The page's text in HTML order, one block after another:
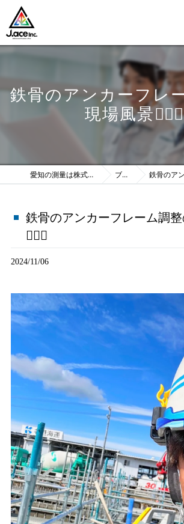
鉄骨のアンカーフレ
現場風景💁🏼‍♀️
愛知の測量は株式会社J.ace ブログ 鉄骨のアンカ
鉄骨のアンカーフレーム調
💁🏼‍♀️
2024/11/06